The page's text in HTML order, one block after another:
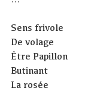
Sens frivole
De volage
Être Papillon
Butinant
La rosée